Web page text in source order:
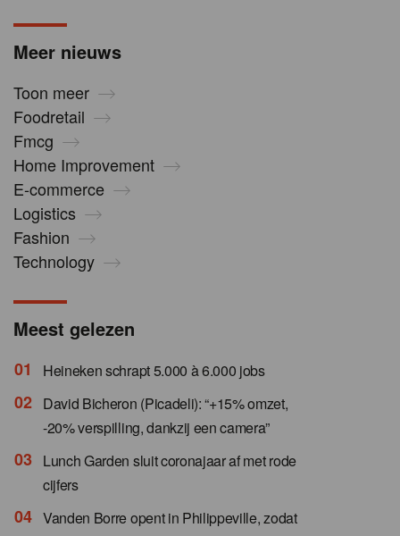
Meer nieuws
Toon meer
Foodretail
Fmcg
Home Improvement
E-commerce
Logistics
Fashion
Technology
Meest gelezen
Heineken schrapt 5.000 à 6.000 jobs
David Bicheron (Picadeli): “+15% omzet,
-20% verspilling, dankzij een camera”
Lunch Garden sluit coronajaar af met rode
cijfers
Vanden Borre opent in Philippeville, zodat